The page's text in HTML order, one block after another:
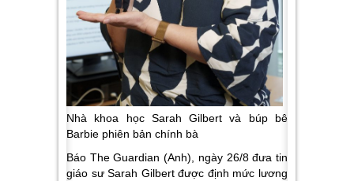
Nhà khoa học Sarah Gilbert và búp bê
Barbie phiên bản chính bà
Báo The Guardian (Anh), ngày 26/8 đưa tin
giáo sư Sarah Gilbert được định mức lương